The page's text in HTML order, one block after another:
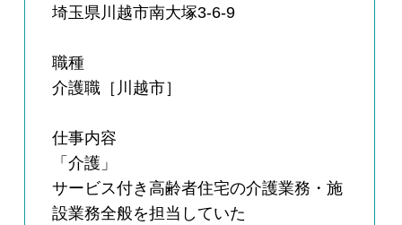
埼玉県川越市南大塚3-6-9
職種
介護職［川越市］
仕事内容
「介護」
サービス付き高齢者住宅の介護業務・施
設業務全般を担当していた